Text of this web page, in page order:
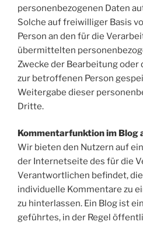
personenbezogenen Daten
Solche auf freiwilliger Basis
Person an den für die
übermittelten
Zwecke der Bearbeitung
zur betroffenen Person
Weitergabe dieser
Dritte.
Kommentarfunktion im
Wir bieten den Nutzern auf
der Internetseite des für die
Verantwortlichen befindet,
individuelle Kommentare zu
zu hinterlassen. Ein Blog ist
geführtes, in der Regel